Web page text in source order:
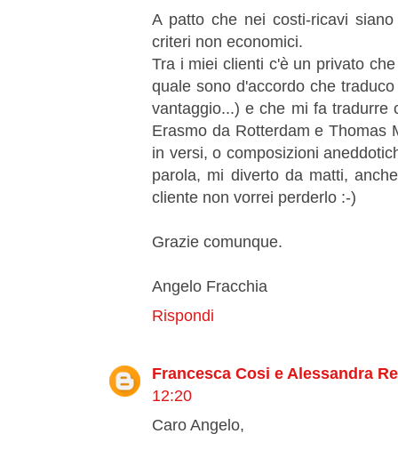
A patto che nei costi-ricavi
criteri non economici.
Tra i miei clienti c'è un privato
quale sono d'accordo che
vantaggio...) e che mi fa tradurre
Erasmo da Rotterdam e Thomas
in versi, o composizioni
parola, mi diverto da matti,
cliente non vorrei perderlo :-)
Grazie comunque.
Angelo Fracchia
Rispondi
Francesca Cosi e Alessandra
12:20
Caro Angelo,